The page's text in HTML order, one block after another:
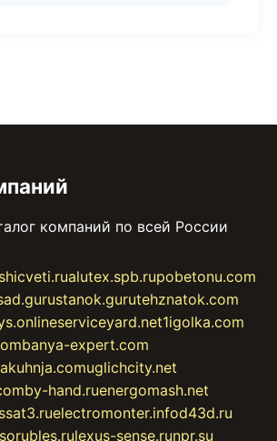
компаний по всей России
alutex.spb.rupobetonu.com
stanok.gurutehznatok.com
serviceyard.net1igolka.com
banya-expert.com
akuhnja.comuglichcity.net
by-hand.ruenergomash.net
electromonter.infod43d.ru
lexus-sense.runpr.su